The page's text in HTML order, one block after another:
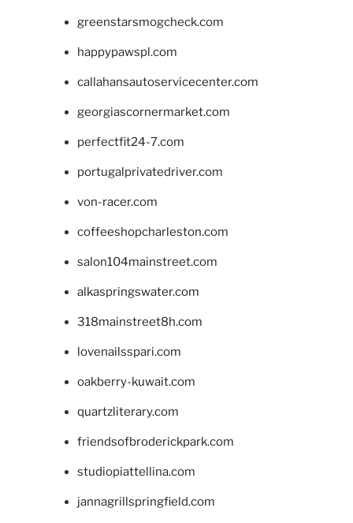
greenstarsmogcheck.com
happypawspl.com
callahansautoservicecenter.com
georgiascornermarket.com
perfectfit24-7.com
portugalprivatedriver.com
von-racer.com
coffeeshopcharleston.com
salon104mainstreet.com
alkaspringswater.com
318mainstreet8h.com
lovenailsspari.com
oakberry-kuwait.com
quartzliterary.com
friendsofbroderickpark.com
studiopiattellina.com
jannagrillspringfield.com